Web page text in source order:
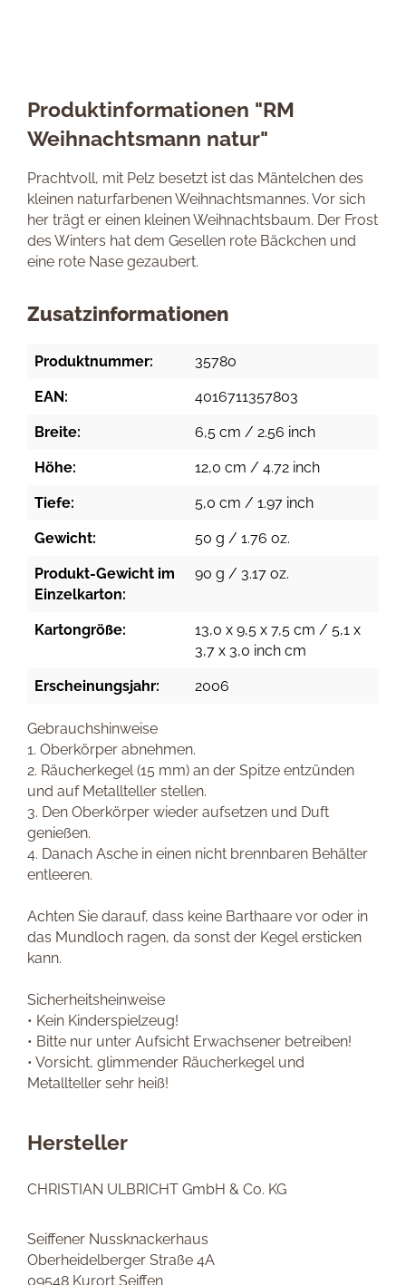
Produktinformationen "RM
Weihnachtsmann natur"
Prachtvoll, mit Pelz besetzt ist das Mäntelchen des
kleinen naturfarbenen Weihnachtsmannes. Vor sich
her trägt er einen kleinen Weihnachtsbaum. Der Frost
des Winters hat dem Gesellen rote Bäckchen und
eine rote Nase gezaubert.
Zusatzinformationen
Produktnummer: 35780
EAN: 4016711357803
Breite: 6,5 cm / 2.56 inch
Höhe: 12,0 cm / 4.72 inch
Tiefe: 5,0 cm / 1.97 inch
Gewicht: 50 g / 1.76 oz.
Produkt-Gewicht im
Einzelkarton:
90 g / 3.17 oz.
Kartongröße:
13,0 x 9,5 x 7,5 cm / 5,1 x
3,7 x 3,0 inch cm
Erscheinungsjahr: 2006
Gebrauchshinweise
1. Oberkörper abnehmen.
2. Räucherkegel (15 mm) an der Spitze entzünden
und auf Metallteller stellen.
3. Den Oberkörper wieder aufsetzen und Duft
genießen.
4. Danach Asche in einen nicht brennbaren Behälter
entleeren.
Achten Sie darauf, dass keine Barthaare vor oder in
das Mundloch ragen, da sonst der Kegel ersticken
kann.
Sicherheitsheinweise
• Kein Kinderspielzeug!
• Bitte nur unter Aufsicht Erwachsener betreiben!
• Vorsicht, glimmender Räucherkegel und
Metallteller sehr heiß!
Hersteller
CHRISTIAN ULBRICHT GmbH & Co. KG
Seiffener Nussknackerhaus
Oberheidelberger Straße 4A
09548 Kurort Seiffen